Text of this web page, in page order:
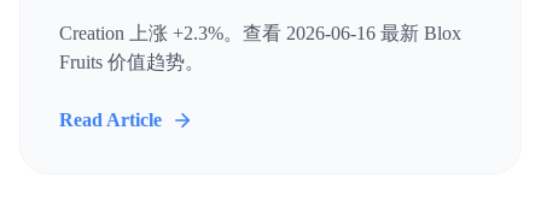
Creation 上涨 +2.3%。查看 2026-06-16 最新 Blox
Fruits 价值趋势。
Read Article